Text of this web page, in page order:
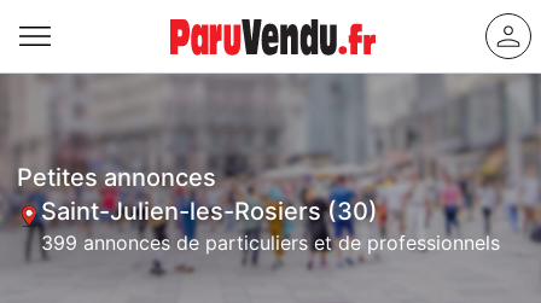
Petites annonces
Saint-Julien-les-Rosiers (30)
399 annonces de particuliers et de professionnels